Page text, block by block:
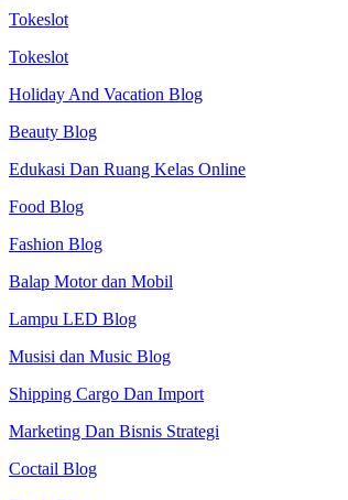
Tokeslot
Tokeslot
Holiday And Vacation Blog
Beauty Blog
Edukasi Dan Ruang Kelas Online
Food Blog
Fashion Blog
Balap Motor dan Mobil
Lampu LED Blog
Musisi dan Music Blog
Shipping Cargo Dan Import
Marketing Dan Bisnis Strategi
Coctail Blog